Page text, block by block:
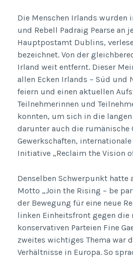
Die Menschen Irlands wurden
und Rebell Padraig Pearse an
Hauptpostamt Dublins,
bezeichnet. Von der
Irland weit entfernt. Dieser
allen Ecken Irlands – Süd und
feiern und einen aktuellen
Teilnehmerinnen und
konnten, um sich in die
darunter auch die
Gewerkschaften,
Initiative „Reclaim the Vision
Denselben Schwerpunkt
Motto „Join the Rising – be
der Bewegung für eine neue
linken Einheitsfront gegen
konservativen Parteien Fine
zweites wichtiges Thema war
Verhältnisse in Europa. So